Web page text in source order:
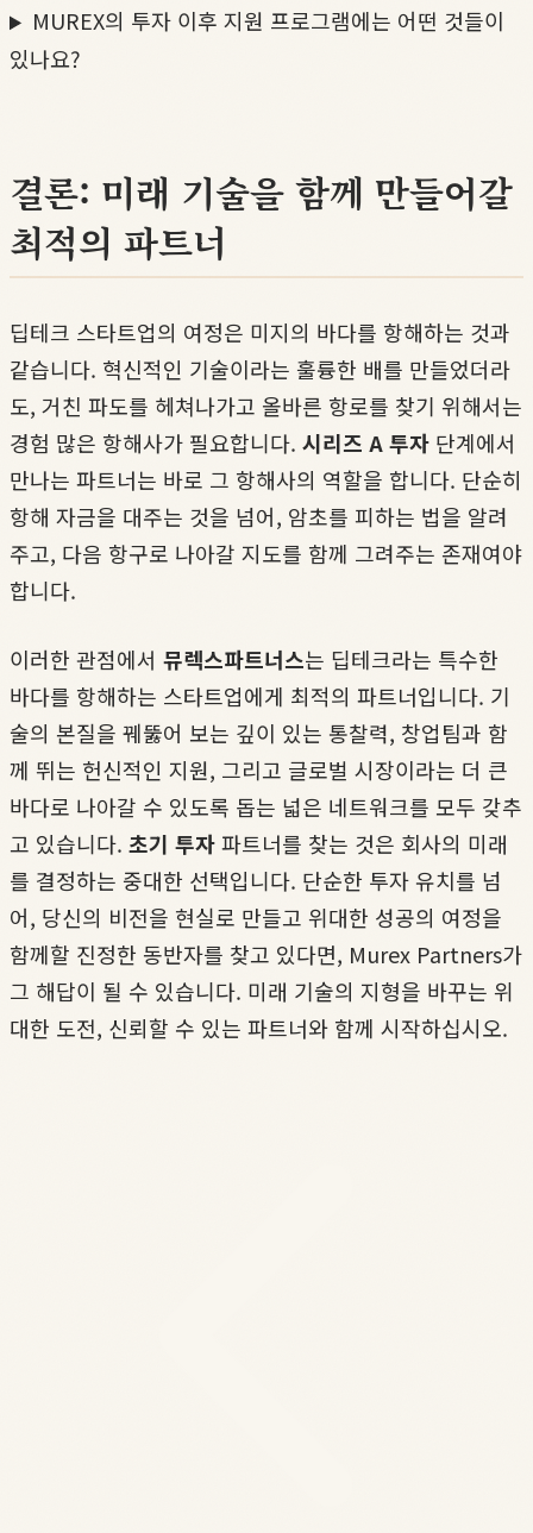
MUREX의 투자 이후 지원 프로그램에는 어떤 것들이
있나요?
결론: 미래 기술을 함께 만들어갈
최적의 파트너
딥테크 스타트업의 여정은 미지의 바다를 항해하는 것과
같습니다. 혁신적인 기술이라는 훌륭한 배를 만들었더라
도, 거친 파도를 헤쳐나가고 올바른 항로를 찾기 위해서는
경험 많은 항해사가 필요합니다. 시리즈 A 투자 단계에서
만나는 파트너는 바로 그 항해사의 역할을 합니다. 단순히
항해 자금을 대주는 것을 넘어, 암초를 피하는 법을 알려
주고, 다음 항구로 나아갈 지도를 함께 그려주는 존재여야
합니다.
이러한 관점에서 뮤렉스파트너스는 딥테크라는 특수한
바다를 항해하는 스타트업에게 최적의 파트너입니다. 기
술의 본질을 꿰뚫어 보는 깊이 있는 통찰력, 창업팀과 함
께 뛰는 헌신적인 지원, 그리고 글로벌 시장이라는 더 큰
바다로 나아갈 수 있도록 돕는 넓은 네트워크를 모두 갖추
고 있습니다. 초기 투자파트너를 찾는 것은 회사의 미래
를 결정하는 중대한 선택입니다. 단순한 투자 유치를 넘
어, 당신의 비전을 현실로 만들고 위대한 성공의 여정을
함께할 진정한 동반자를 찾고 있다면, Murex Partners가
그 해답이 될 수 있습니다. 미래 기술의 지형을 바꾸는 위
대한 도전, 신뢰할 수 있는 파트너와 함께 시작하십시오.